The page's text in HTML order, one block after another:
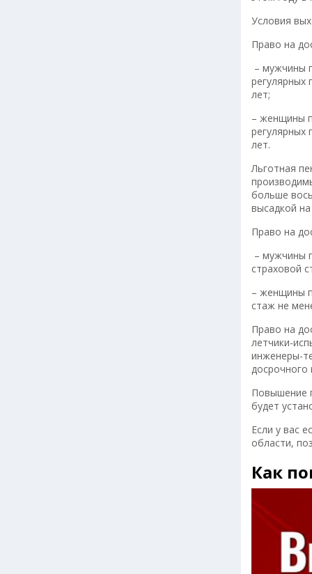
Условия
Право на
– мужчины
регулярных
лет;
– женщины
регулярных
лет.
Льготная
больше
высадкой
Право на
– мужчины
страховой
– женщины
стаж не
Право на
летчики-
инженеры-
досрочного
Повышение
будет
Если у вас
области,
Как